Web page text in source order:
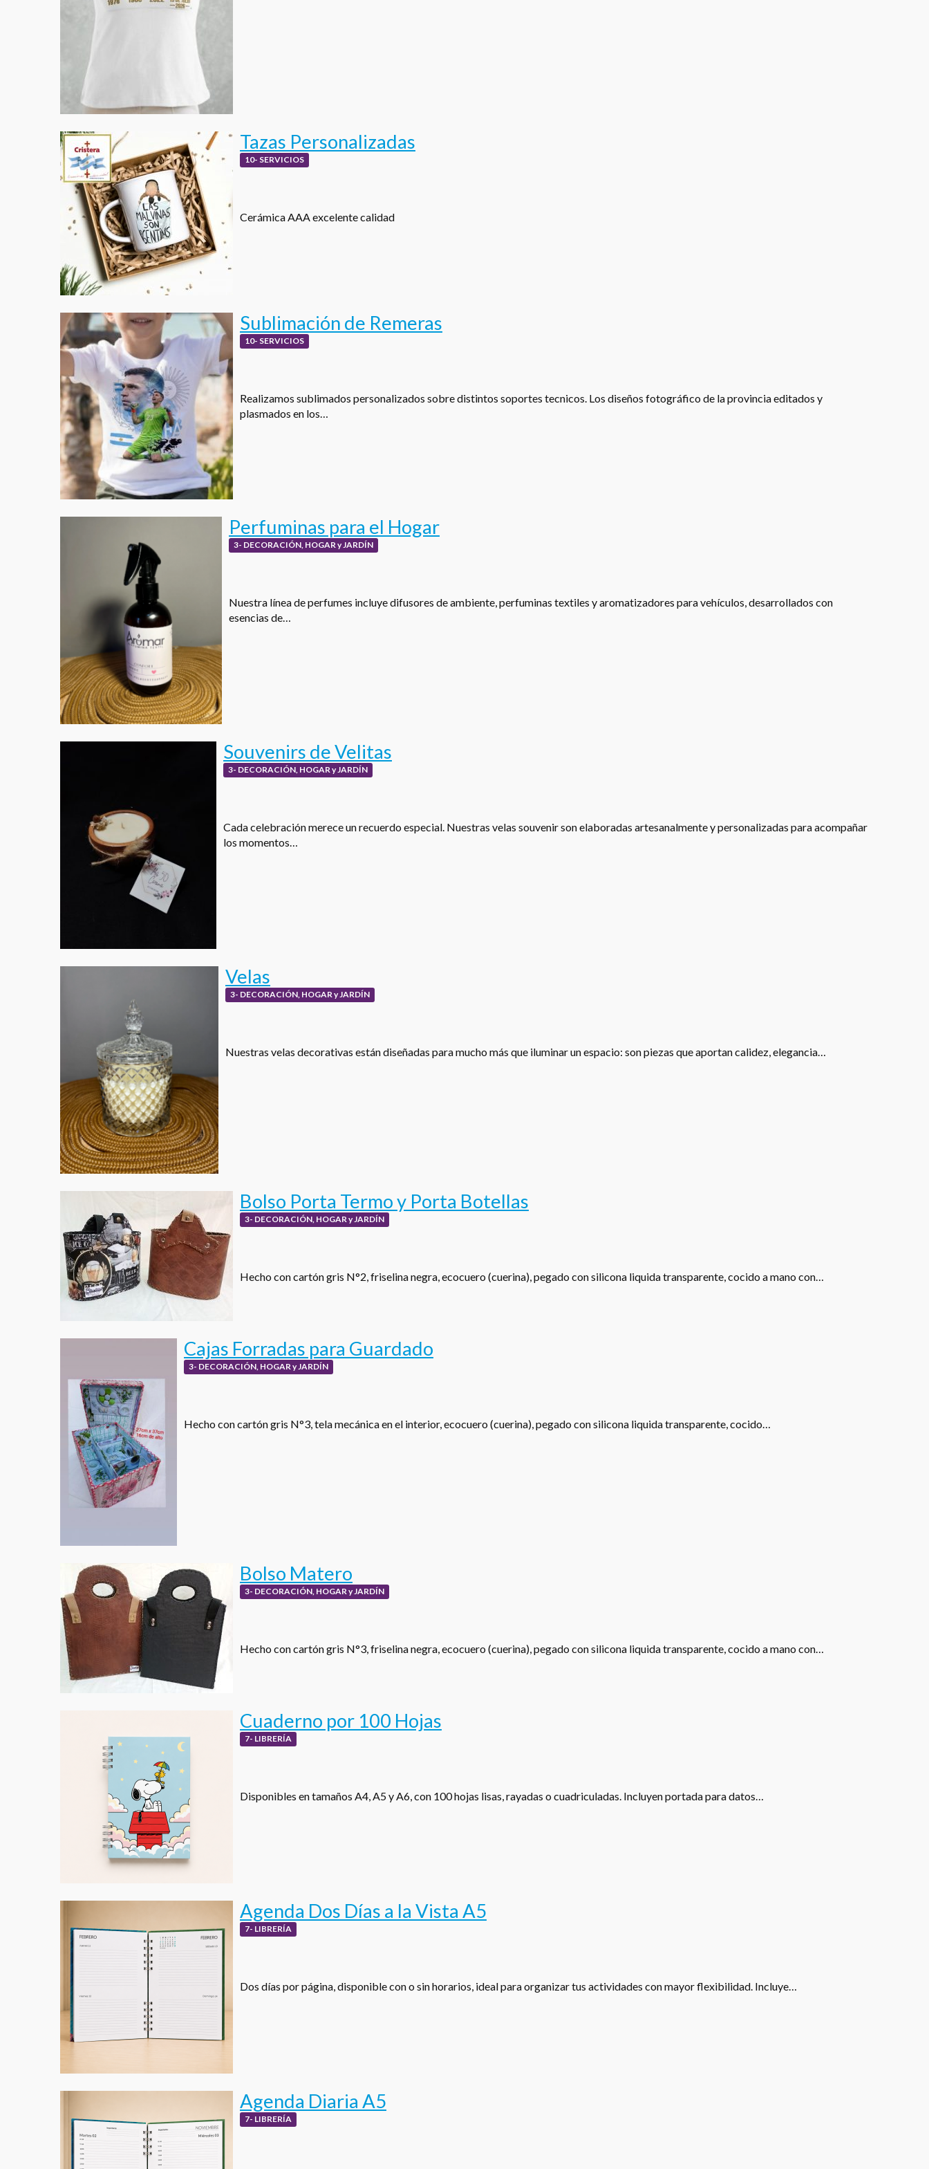
Tazas Personalizadas
10- SERVICIOS
Cerámica AAA excelente calidad
Sublimación de Remeras
10- SERVICIOS
Realizamos sublimados personalizados sobre distintos soportes tecnicos. Los diseños fotográfico de la provincia editados y
plasmados en los…
Perfuminas para el Hogar
3- DECORACIÓN, HOGAR y JARDÍN
Nuestra línea de perfumes incluye difusores de ambiente, perfuminas textiles y aromatizadores para vehículos, desarrollados con
esencias de…
Souvenirs de Velitas
3- DECORACIÓN, HOGAR y JARDÍN
Cada celebración merece un recuerdo especial. Nuestras velas souvenir son elaboradas artesanalmente y personalizadas para acompañar
los momentos…
Velas
3- DECORACIÓN, HOGAR y JARDÍN
Nuestras velas decorativas están diseñadas para mucho más que iluminar un espacio: son piezas que aportan calidez, elegancia…
Bolso Porta Termo y Porta Botellas
3- DECORACIÓN, HOGAR y JARDÍN
Hecho con cartón gris N°2, friselina negra, ecocuero (cuerina), pegado con silicona liquida transparente, cocido a mano con…
Cajas Forradas para Guardado
3- DECORACIÓN, HOGAR y JARDÍN
Hecho con cartón gris N°3, tela mecánica en el interior, ecocuero (cuerina), pegado con silicona liquida transparente, cocido…
Bolso Matero
3- DECORACIÓN, HOGAR y JARDÍN
Hecho con cartón gris N°3, friselina negra, ecocuero (cuerina), pegado con silicona liquida transparente, cocido a mano con…
Cuaderno por 100 Hojas
7- LIBRERÍA
Disponibles en tamaños A4, A5 y A6, con 100 hojas lisas, rayadas o cuadriculadas. Incluyen portada para datos…
Agenda Dos Días a la Vista A5
7- LIBRERÍA
Dos días por página, disponible con o sin horarios, ideal para organizar tus actividades con mayor flexibilidad. Incluye…
Agenda Diaria A5
7- LIBRERÍA